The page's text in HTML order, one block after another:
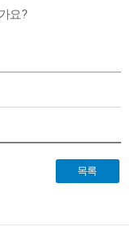
요?
목록